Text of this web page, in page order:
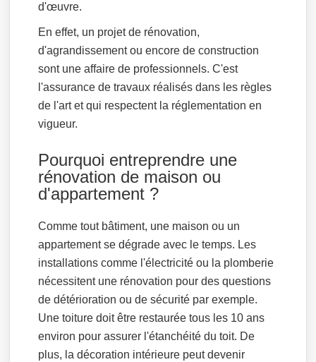
d'œuvre.
En effet, un projet de rénovation,
d'agrandissement ou encore de construction
sont une affaire de professionnels. C'est
l'assurance de travaux réalisés dans les règles
de l'art et qui respectent la réglementation en
vigueur.
Pourquoi entreprendre une
rénovation de maison ou
d'appartement ?
Comme tout bâtiment, une maison ou un
appartement se dégrade avec le temps. Les
installations comme l'électricité ou la plomberie
nécessitent une rénovation pour des questions
de détérioration ou de sécurité par exemple.
Une toiture doit être restaurée tous les 10 ans
environ pour assurer l'étanchéité du toit. De
plus, la décoration intérieure peut devenir